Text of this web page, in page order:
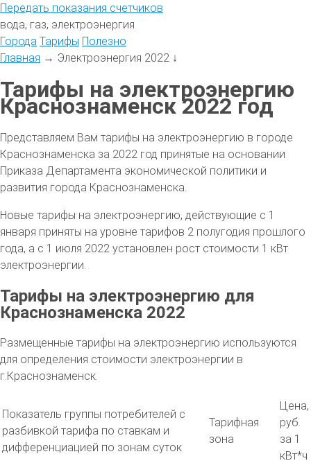
Передать показания счетчиков
вода, газ, электроэнергия
Города Тарифы Полезно
Главная → Электроэнергия 2022 ↓
Тарифы на электроэнергию
Краснознаменск 2022 год
Представляем Вам тарифы на электроэнергию в городе
Краснознаменска за 2022 год принятые на основании
Приказа Департамента экономической политики и
развития города Краснознаменска.
Новые тарифы на электроэнергию, действующие с 1
января приняты на уровне тарифов 2 полугодия прошлого
года, а с 1 июля 2022 установлен рост стоимости 1 кВт
электроэнергии.
Тарифы на электроэнергию для
Краснознаменска 2022
Размещенные тарифы на электроэнергию используются
для определения стоимости электроэнергии в
г.Краснознаменск.
Показатель группы потребителей с
разбивкой тарифа по ставкам и
дифференциацией по зонам суток
Тарифная
зона
Цена,
руб.
за 1
кВт*ч